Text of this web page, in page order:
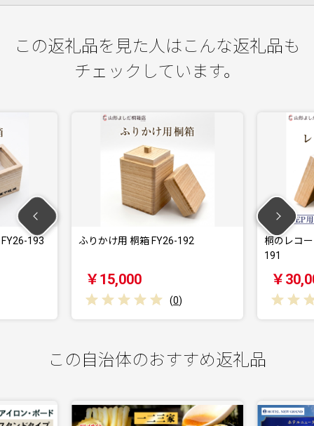
この返礼品を見た人はこんな返礼品も
チェックしています。
ふりかけ用 桐箱 FY26-192
( 0)
桐のレコードボックス
( 0)
この自治体のおすすめ返礼品